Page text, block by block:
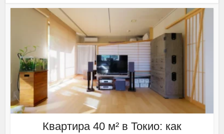
Квартира 40 м² в Токио: как